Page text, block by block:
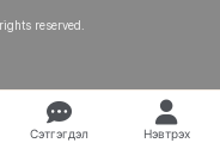
reserved.
Сэтгэгдэл Нэвтрэх